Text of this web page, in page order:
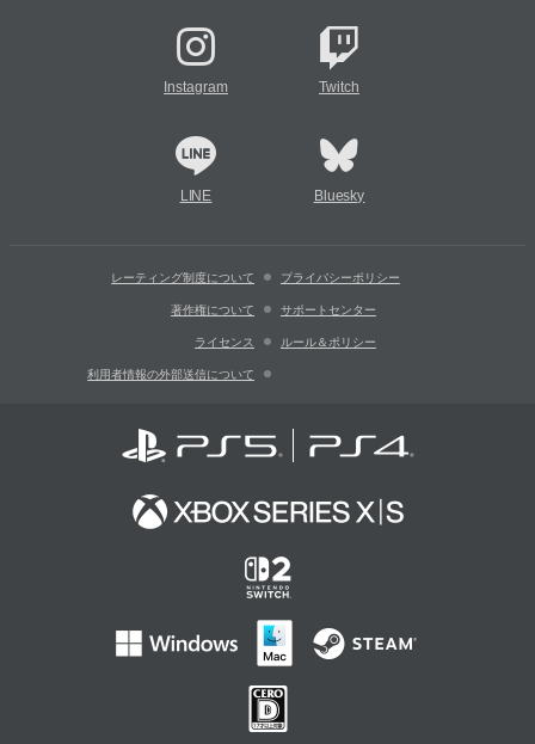
Instagram Twitch
LINE Bluesky
レーティング制度について プライバシーポリシー
著作権について サポートセンター
ライセンス ルール＆ポリシー
利用者情報の外部送信について